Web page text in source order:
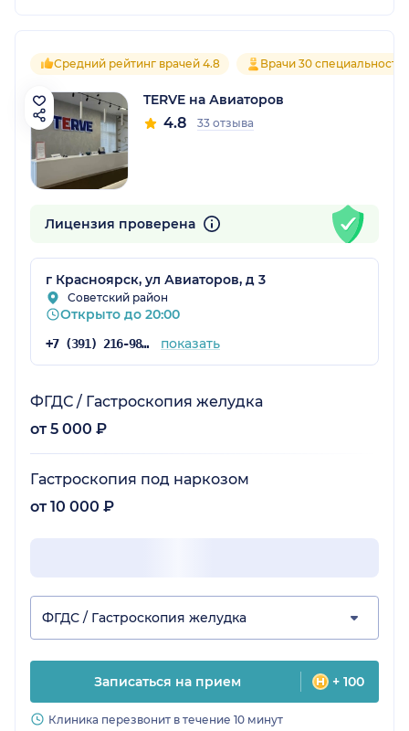
Средний рейтинг врачей 4.8 Врачи 30
TERVE на Авиаторов
4.8 33 отзыва
Лицензия проверена
г Красноярск, ул Авиаторов, д 3
Советский район
Открыто до 20:00
+7 (391) 216-98-40 показать
ФГДС / Гастроскопия желудка
от 5 000 ₽
Гастроскопия под наркозом
от 10 000 ₽
ФГДС / Гастроскопия желудка
Записаться на прием + 100
Клиника перезвонит в течение 10 минут